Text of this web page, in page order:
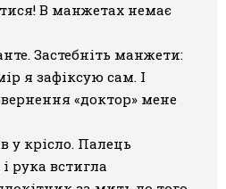
В манжетах немає
Застебніть манжети:
я зафіксую сам. І
«доктор» мене
у крісло. Палець
рука встигла